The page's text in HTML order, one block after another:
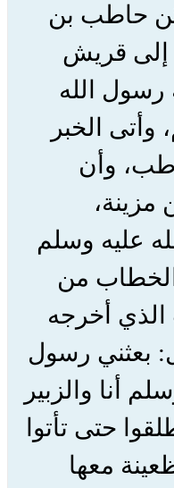
حاطب بن
إلى قريش
رسول الله
الخبر
وأن
مزينة،
عليه وسلم
الخطاب من
الذي أخرجه
بعثني رسول
أنا والزبير
حتى تأتوا
معها